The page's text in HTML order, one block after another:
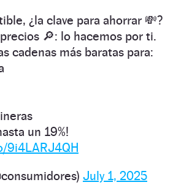
¿la clave para ahorrar 💸?
🔎: lo hacemos por ti.
cadenas más baratas para:
un 19%!
9i4LARJ4QH
July 1, 2025